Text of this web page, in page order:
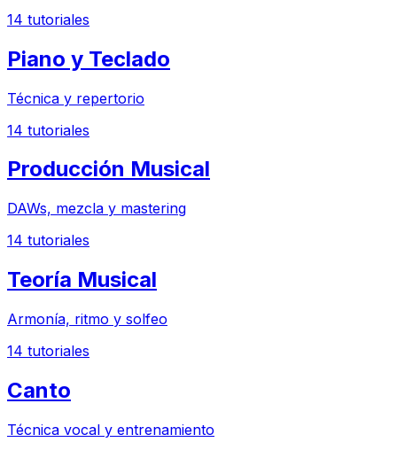
14 tutoriales
Piano y Teclado
Técnica y repertorio
14 tutoriales
Producción Musical
DAWs, mezcla y mastering
14 tutoriales
Teoría Musical
Armonía, ritmo y solfeo
14 tutoriales
Canto
Técnica vocal y entrenamiento